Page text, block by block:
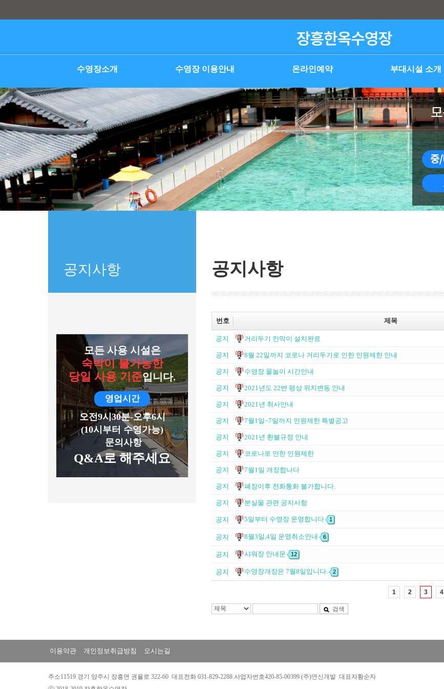
수영장소개 수영장 이용안내 온라인예약 부대시설 소개
공지사항
모든 사용 시설은
숙박이 불가능한
당일 사용 기준입니다.
영업시간
오전9시30분-오후6시
(10시부터 수영가능)
문의사항
Q&A로 해주세요
공지사항
번호 제목
공지 거리두기 칸막이 설치완료
공지 8월 22일까지 코로나 거리두기로 인한 인원제한 안내
공지 수영장 물놀이 시간안내
공지 2021년도 22번 평상 위치변동 안내
공지 2021년 취사안내
공지 7월1일~7일까지 인원제한 특별공고
공지 2021년 환불규정 안내
공지 코로나로 인한 인원제한
공지 7월1일 개장합나다
공지 폐장이후 전화통화 불가합니다.
공지 분실물 관련 공지사항
공지 5일부터 수영장 운영합니다 1
공지 8월3일,4일 운영취소안내 6
공지 샤워장 안내문 12
공지 수영장개장은 7월8일입니다. 2
1 2 3 4
검색
이용약관 개인정보취급방침 오시는길
주소11519 경기 양주시 장흥면 권율로 322-60 대표전화 031-829-2288 사업자번호420-85-00399 (주)연신개발 대표자황순자